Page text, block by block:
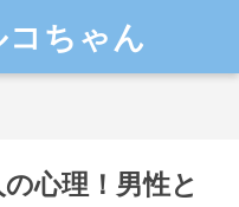
ちゃん
心理！男性と